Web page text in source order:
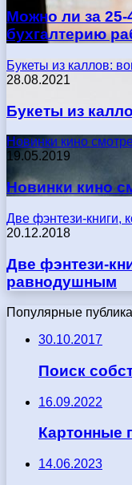
Можно ли за 25-
бухгалтерию
Букеты из каллов:
28.08.2021
Букеты из
Новинки кино
19.05.2019
Новинки кино
Две фэнтези-книги,
20.12.2018
Две фэнтези-
равнодушным
Популярные
30.10.2017
Поиск
16.09.2022
Картонные
14.06.2023